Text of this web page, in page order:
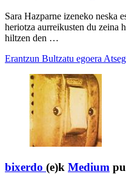
Sara Hazparne izeneko neska
heriotza aurreikusten du zeina
hiltzen den …
Erantzun Bultzatu egoera
bixerdo (e)k Medium